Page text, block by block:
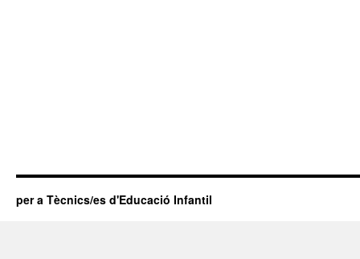
per a Tècnics/es d'Educació Infantil